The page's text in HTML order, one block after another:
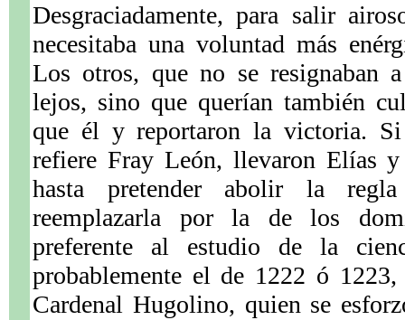
Desgraciadamente, para salir
necesitaba una voluntad más
Los otros, que no se resignaban
lejos, sino que querían también
que él y reportaron la victoria.
refiere Fray León, llevaron Elías y
hasta pretender abolir la
reemplazarla por la de los
preferente al estudio de la
probablemente el de 1222 ó
Cardenal Hugolino, quien se